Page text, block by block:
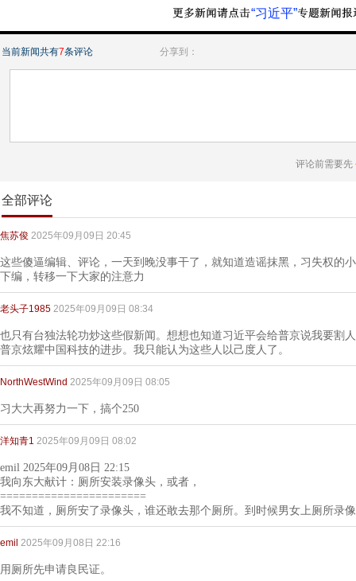
“习近平”
当前新闻共有7条评论 分享到：
评论前需要先
全部评论
焦苏俊 2025年09月09日 20:45
这些傻逼编辑、评论，一天到晚没事干了，就知道造谣抹黑，习失权的
下编，转移一下大家的注意力
老头子1985 2025年09月09日 08:34
也只有台独法轮功炒这些假新闻。想想也知道习近平会给普京说我要割
普京炫耀中国科技的进步。我只能认为这些人以己度人了。
NorthWestWind 2025年09月09日 08:05
习大大再努力一下，搞个250
洋知青1 2025年09月09日 08:02
emil 2025年09月08日 22:15
我向东大献计：厕所安装录像头，或者，
=======================
我不知道，厕所安了录像头，谁还敢去那个厕所。到时候男女上厕所录
emil 2025年09月08日 22:16
用厕所先申请良民证。